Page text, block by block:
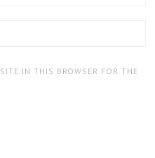
IN THIS BROWSER FOR THE